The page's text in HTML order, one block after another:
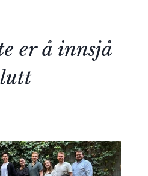
er å innsjå